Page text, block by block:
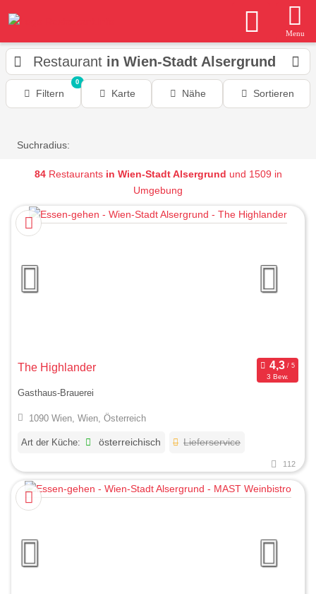
Menu
Restaurant in Wien-Stadt Alsergrund
Filtern
0
Karte Nähe Sortieren
Suchradius:
84Restaurants in Wien-Stadt Alsergrund und 1509 in
Umgebung
The Highlander
3 Bew.
Gasthaus-Brauerei
1090 Wien, Wien, Österreich
Art der Küche: österreichisch Lieferservice
112